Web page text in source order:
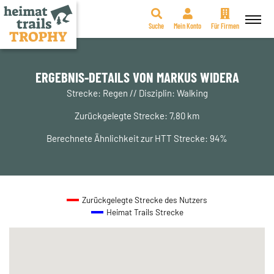
Zum
Suche Mein Konto Für Firmen
ERGEBNIS-DETAILS VON MARKUS WIDERA
Strecke: Regen // Disziplin: Walking
Zurückgelegte Strecke: 7,80 km
Berechnete Ähnlichkeit zur HTT Strecke: 94%
Zurückgelegte Strecke des Nutzers
Heimat Trails Strecke